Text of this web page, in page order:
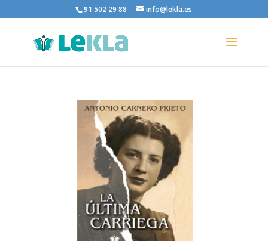
91 502 29 88 info@lekla.es